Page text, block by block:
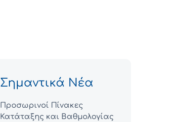
Σημαντικά Νέα
Προσωρινοί Πίνακες
Κατάταξης και Βαθμολογίας